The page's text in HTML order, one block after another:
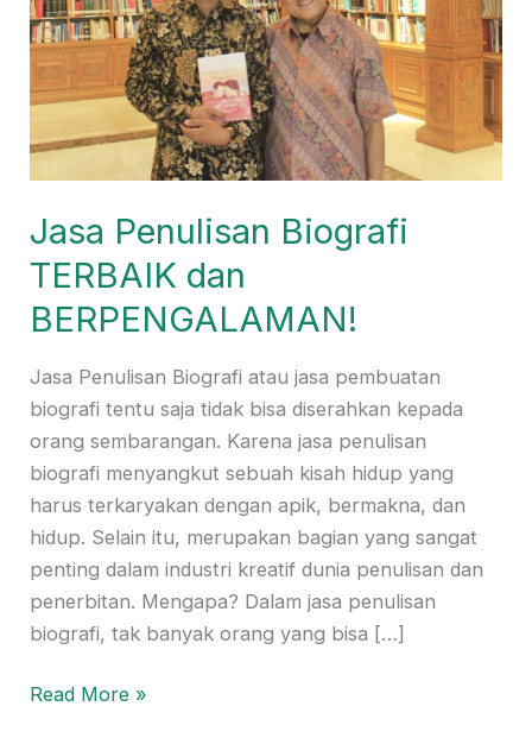
Jasa Penulisan Biografi
TERBAIK dan
BERPENGALAMAN!
Jasa Penulisan Biografi atau jasa pembuatan
biografi tentu saja tidak bisa diserahkan kepada
orang sembarangan. Karena jasa penulisan
biografi menyangkut sebuah kisah hidup yang
harus terkaryakan dengan apik, bermakna, dan
hidup. Selain itu, merupakan bagian yang sangat
penting dalam industri kreatif dunia penulisan dan
penerbitan. Mengapa? Dalam jasa penulisan
biografi, tak banyak orang yang bisa […]
Read More »